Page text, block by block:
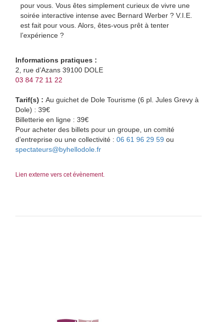
pour vous. Vous êtes simplement curieux de vivre une
soirée interactive intense avec Bernard Werber ? V.I.E.
est fait pour vous. Alors, êtes-vous prêt à tenter
l’expérience ?
Informations pratiques :
2, rue d’Azans 39100 DOLE
03 84 72 11 22
Tarif(s) : Au guichet de Dole Tourisme (6 pl. Jules Grevy à
Dole) : 39€
Billetterie en ligne : 39€
Pour acheter des billets pour un groupe, un comité
d’entreprise ou une collectivité : 06 61 96 29 59 ou
spectateurs@byhellodole.fr
Lien externe vers cet évènement.